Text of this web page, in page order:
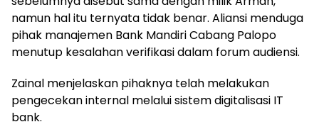
namun hal itu ternyata tidak benar. Aliansi menduga
pihak manajemen Bank Mandiri Cabang Palopo
menutup kesalahan verifikasi dalam forum audiensi.
Zainal menjelaskan pihaknya telah melakukan
pengecekan internal melalui sistem digitalisasi IT
bank.